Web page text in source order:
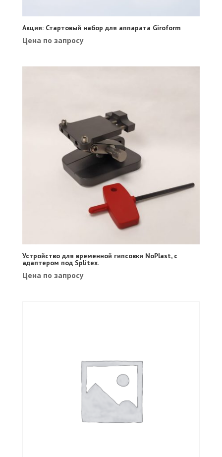
Акция: Стартовый набор для аппарата Giroform
Цена по запросу
Устройство для временной гипсовки NoPlast, с
адаптером под Splitex.
Цена по запросу